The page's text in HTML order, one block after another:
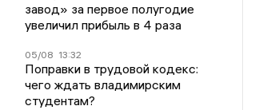
завод» за первое полугодие
увеличил прибыль в 4 раза
05/08 13:32
Поправки в трудовой кодекс:
чего ждать владимирским
студентам?